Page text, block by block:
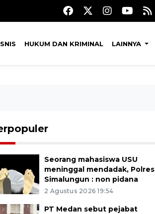
HUKUM DAN KRIMINAL LAINNYA
Seorang mahasiswa USU
meninggal mendadak, Polres
Simalungun : non pidana
2 Agustus 2026 19:54
PT Medan sebut pejabat